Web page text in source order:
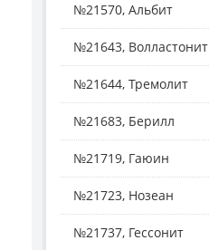
№21570, Альбит
№21643, Волластонит
№21644, Тремолит
№21683, Берилл
№21719, Гаюин
№21723, Нозеан
№21737, Гессонит